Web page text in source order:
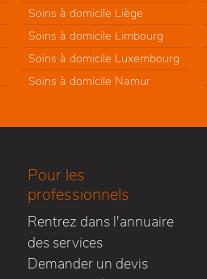
Soins à domicile Liège
Soins à domicile Limbourg
Soins à domicile Luxembourg
Soins à domicile Namur
Pour les
professionnels
Rentrez dans l'annuaire
des services
Demander un devis